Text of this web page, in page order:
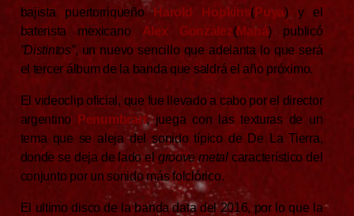
bajista puertorriqueño Harold Hopkins( Puya) y el
baterista mexicano Alex González(Maná) publicó
”Distintos”, un nuevo sencillo que adelanta lo que será
el tercer álbum de la banda que saldrá el año próximo.
El videoclip oficial, que fue llevado a cabo por el director
argentino
Penumbrart, juega con las texturas de un
tema que se aleja del sonido típico de De La Tierra,
donde se deja de lado el groove metalcaracterístico del
conjunto por un sonido más folclórico.
El ultimo disco de la banda data del 2016, por lo que la